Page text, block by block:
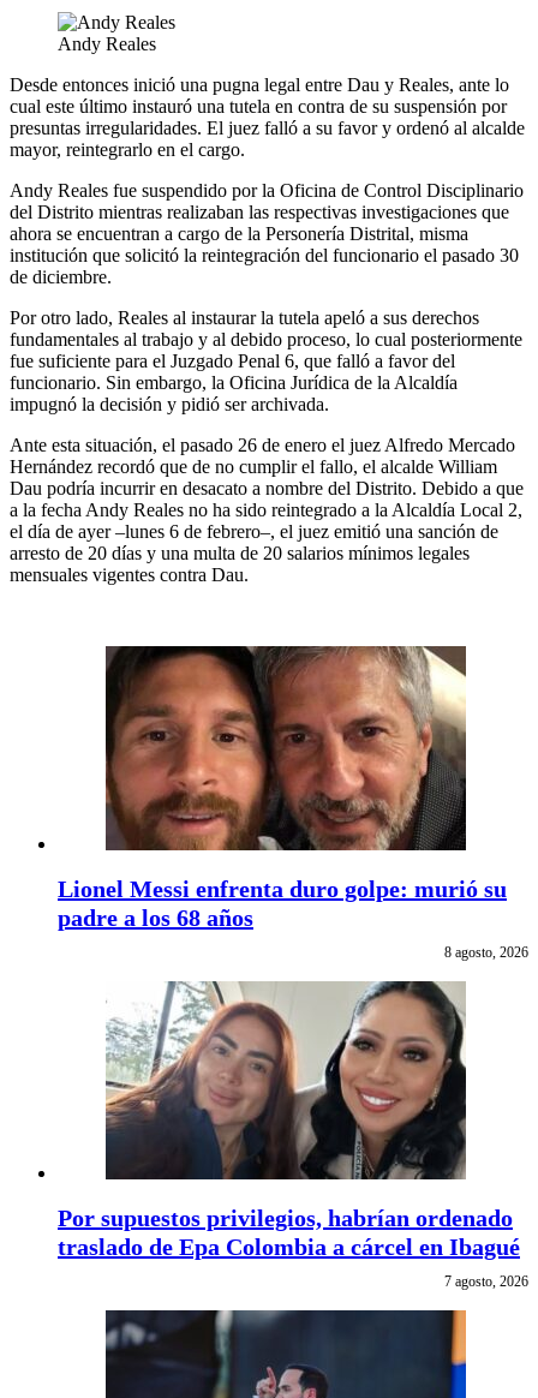
Andy Reales
Desde entonces inició una pugna legal entre Dau y Reales, ante lo
cual este último instauró una tutela en contra de su suspensión por
presuntas irregularidades. El juez falló a su favor y ordenó al alcalde
mayor, reintegrarlo en el cargo.
Andy Reales fue suspendido por la Oficina de Control Disciplinario
del Distrito mientras realizaban las respectivas investigaciones que
ahora se encuentran a cargo de la Personería Distrital, misma
institución que solicitó la reintegración del funcionario el pasado 30
de diciembre.
Por otro lado, Reales al instaurar la tutela apeló a sus derechos
fundamentales al trabajo y al debido proceso, lo cual posteriormente
fue suficiente para el Juzgado Penal 6, que falló a favor del
funcionario. Sin embargo, la Oficina Jurídica de la Alcaldía
impugnó la decisión y pidió ser archivada.
Ante esta situación, el pasado 26 de enero el juez Alfredo Mercado
Hernández recordó que de no cumplir el fallo, el alcalde William
Dau podría incurrir en desacato a nombre del Distrito. Debido a que
a la fecha Andy Reales no ha sido reintegrado a la Alcaldía Local 2,
el día de ayer –lunes 6 de febrero–, el juez emitió una sanción de
arresto de 20 días y una multa de 20 salarios mínimos legales
mensuales vigentes contra Dau.
Lionel Messi enfrenta duro golpe: murió su
padre a los 68 años
8 agosto, 2026
Por supuestos privilegios, habrían ordenado
traslado de Epa Colombia a cárcel en Ibagué
7 agosto, 2026